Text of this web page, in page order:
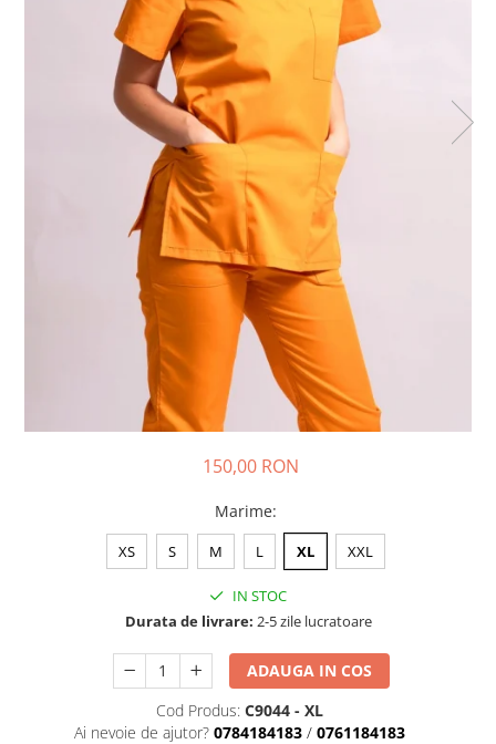
150,00 RON
Marime:
XS S M L XL XXL
IN STOC
Durata de livrare: 2-5 zile lucratoare
ADAUGA IN COS
Cod Produs: C9044 - XL
Ai nevoie de ajutor? 0784184183 / 0761184183